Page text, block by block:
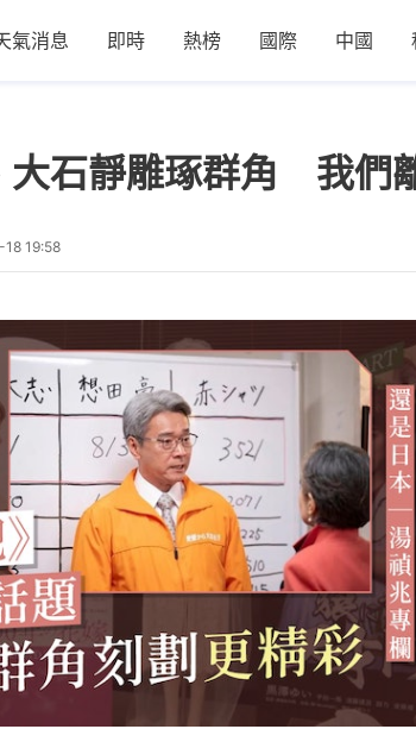
氣消息 即時 熱榜 國際 中國
大石靜雕琢群角 我們
19:58